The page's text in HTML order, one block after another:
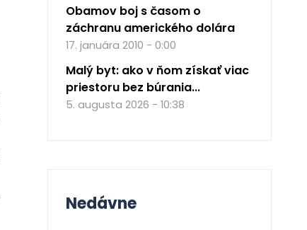
Obamov boj s časom o
záchranu amerického dolára
17. januára 2010 - 0:00
Malý byt: ako v ňom získať viac
priestoru bez búrania...
5. augusta 2026 - 10:38
Nedávne